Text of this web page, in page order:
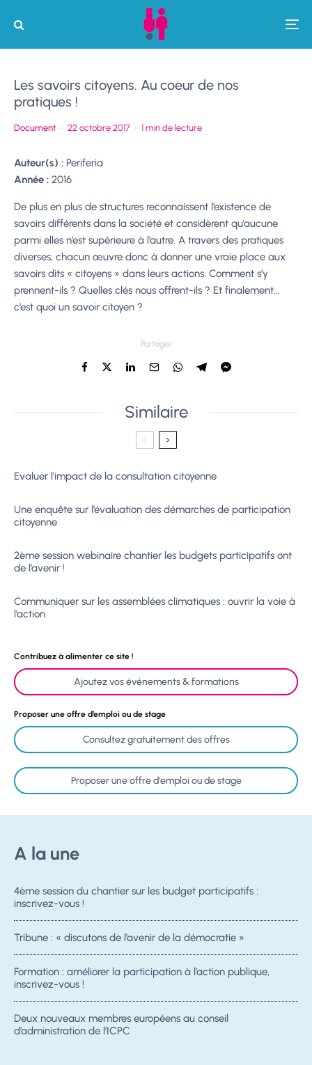
Les savoirs citoyens. Au coeur de nos
pratiques !
Document · 22 octobre 2017 · 1 min de lecture
Auteur(s) : Periferia
Année : 2016
De plus en plus de structures reconnaissent l’existence de
savoirs différents dans la société et considèrent qu’aucune
parmi elles n’est supérieure à l’autre. A travers des pratiques
diverses, chacun œuvre donc à donner une vraie place aux
savoirs dits « citoyens » dans leurs actions. Comment s’y
prennent-ils ? Quelles clés nous offrent-ils ? Et finalement…
c’est quoi un savoir citoyen ?
Partager
Similaire
Evaluer l’impact de la consultation citoyenne
Une enquête sur l’évaluation des démarches de participation
citoyenne
2ème session webinaire chantier les budgets participatifs ont
de l’avenir !
Communiquer sur les assemblées climatiques : ouvrir la voie à
l’action
Contribuez à alimenter ce site !
Ajoutez vos événements & formations
Proposer une offre d’emploi ou de stage
Consultez gratuitement des offres
Proposer une offre d'emploi ou de stage
A la une
4ème session du chantier sur les budget participatifs :
inscrivez-vous !
Tribune : « discutons de l’avenir de la démocratie »
Formation : améliorer la participation à l’action publique,
inscrivez-vous !
Deux nouveaux membres européens au conseil
d’administration de l’ICPC